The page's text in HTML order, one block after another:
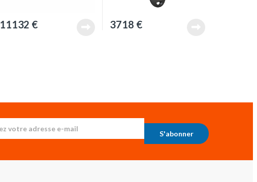
11132 € 3718 €
S'abonner